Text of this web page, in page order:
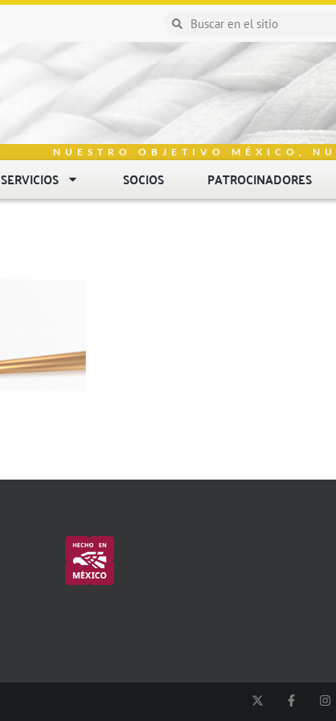
NUESTRO OBJETIVO MÉXICO,
SERVICIOS SOCIOS PATROCINADORES